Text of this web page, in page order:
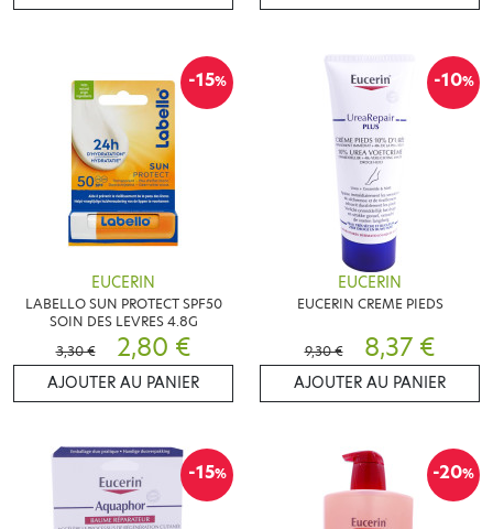
-15%
EUCERIN
LABELLO SUN PROTECT SPF50
SOIN DES LEVRES 4.8G
3,30 €
2,80 €
AJOUTER AU PANIER
-10%
EUCERIN
EUCERIN CREME PIEDS
9,30 € 8,37 €
AJOUTER AU PANIER
-15% -20%